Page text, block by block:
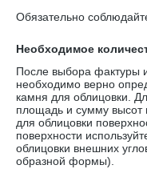
Обязательно
Необходимое
После выбора фактуры
необходимо верно
камня для облицовки.
площадь и сумму высот
для облицовки
поверхности
облицовки внешних
образной формы).